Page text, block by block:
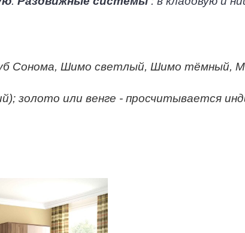
Сонома, Шимо светлый, Шимо тёмный,
золото или венге - просчитывается